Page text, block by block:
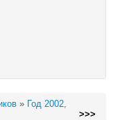
» Год 2002,
>>>